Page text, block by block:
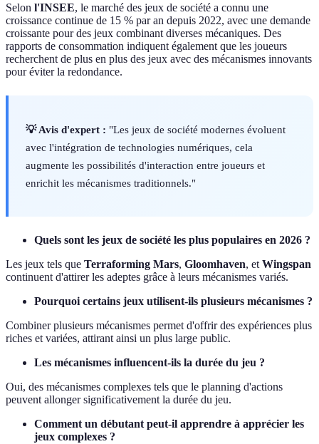
Selon l'INSEE, le marché des jeux de société a connu une
croissance continue de 15 % par an depuis 2022, avec une demande
croissante pour des jeux combinant diverses mécaniques. Des
rapports de consommation indiquent également que les joueurs
recherchent de plus en plus des jeux avec des mécanismes innovants
pour éviter la redondance.
💡 Avis d'expert : "Les jeux de société modernes évoluent
avec l'intégration de technologies numériques, cela
augmente les possibilités d'interaction entre joueurs et
enrichit les mécanismes traditionnels."
Quels sont les jeux de société les plus populaires en 2026 ?
Les jeux tels que Terraforming Mars, Gloomhaven, et Wingspan
continuent d'attirer les adeptes grâce à leurs mécanismes variés.
Pourquoi certains jeux utilisent-ils plusieurs mécanismes ?
Combiner plusieurs mécanismes permet d'offrir des expériences plus
riches et variées, attirant ainsi un plus large public.
Les mécanismes influencent-ils la durée du jeu ?
Oui, des mécanismes complexes tels que le planning d'actions
peuvent allonger significativement la durée du jeu.
Comment un débutant peut-il apprendre à apprécier les
jeux complexes ?